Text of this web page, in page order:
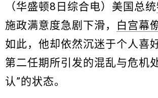
（华盛顿8日综合电）美国总统
施政满意度急剧下滑，
白宫幕
如此，他却依然沉迷于个人喜
第二任期所引发的混乱与危机
认”的状态。